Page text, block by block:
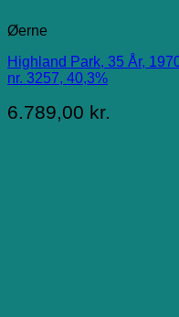
Øerne
Highland Park, 35 År,
nr. 3257, 40,3%
6.789,00 kr.